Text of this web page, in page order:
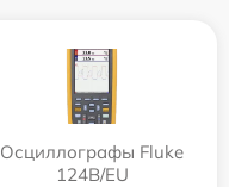
Осциллографы Fluke
124B/EU